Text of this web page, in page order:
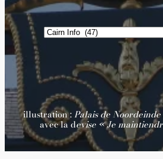
ÉTIQUETTES
illustration :Palais de Noordeinde
avec la devise « Je